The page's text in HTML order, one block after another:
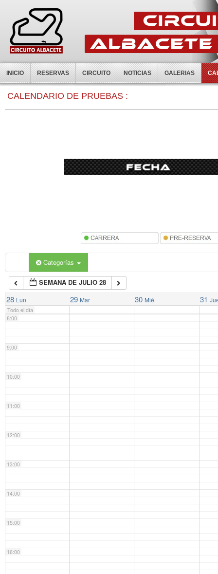
INICIO RESERVAS CIRCUITO NOTICIAS GALERIAS
CALENDARIO DE PRUEBAS :
Categorías
SEMANA DE JULIO 28
28 Lun 29 Mar 30 Mié 31
Todo el día
0:00
7:00
8:00
9:00
10:00
11:00
12:00
13:00
14:00
15:00
16:00